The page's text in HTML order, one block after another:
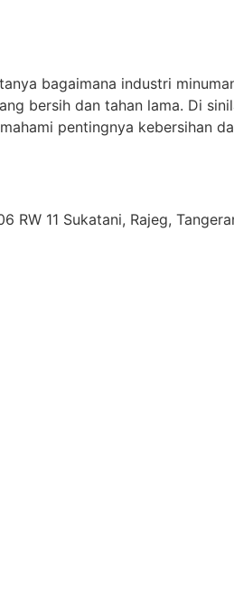
bagaimana industri
bersih dan tahan lama. Di
pentingnya kebersihan
RW 11 Sukatani, Rajeg,